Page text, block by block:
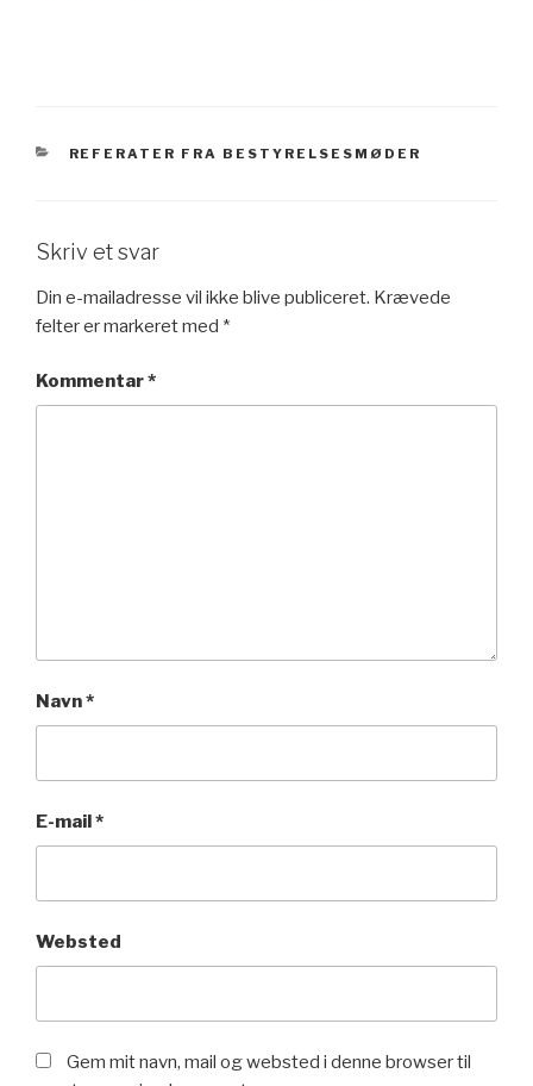
KATEGORIER
REFERATER FRA BESTYRELSESMØDER
Skriv et svar
Din e-mailadresse vil ikke blive publiceret. Krævede
felter er markeret med *
Kommentar*
Navn*
E-mail*
Websted
Gem mit navn, mail og websted i denne browser til